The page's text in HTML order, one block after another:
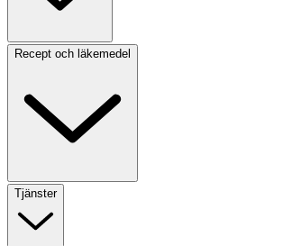
Recept och läkemedel
Tjänster